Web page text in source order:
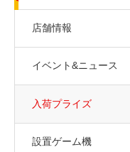
店舗情報
イベント&ニュース
入荷プライズ
設置ゲーム機